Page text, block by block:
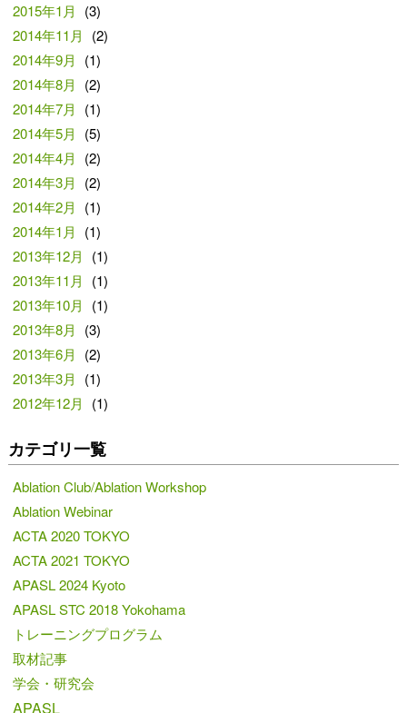
2015年1月
(3)
2014年11月
(2)
2014年9月
(1)
2014年8月
(2)
2014年7月
(1)
2014年5月
(5)
2014年4月
(2)
2014年3月
(2)
2014年2月
(1)
2014年1月
(1)
2013年12月
(1)
2013年11月
(1)
2013年10月
(1)
2013年8月
(3)
2013年6月
(2)
2013年3月
(1)
2012年12月
(1)
カテゴリ一覧
Ablation Club/Ablation Workshop
Ablation Webinar
ACTA 2020 TOKYO
ACTA 2021 TOKYO
APASL 2024 Kyoto
APASL STC 2018 Yokohama
トレーニングプログラム
取材記事
学会・研究会
APASL